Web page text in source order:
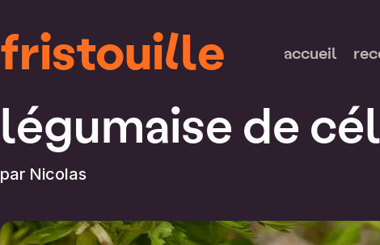
fristouille accueil
légumaise de
par Nicolas